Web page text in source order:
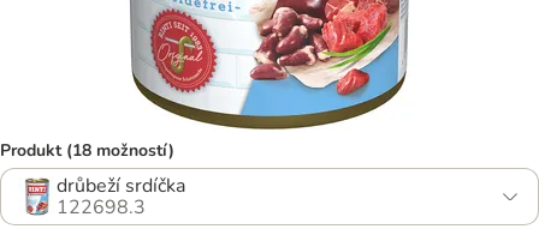
Produkt (18 možností)
drůbeží srdíčka
122698.3